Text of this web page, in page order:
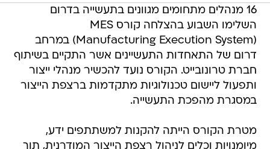
16 מנהלים מתחומים מגוונים בתעשייה בדרום
השלימו השבוע בהצלחה קורס MES
(Manufacturing Execution System) במרחב
דרום של התאחדות התעשיינים אשר התקיים בשיתוף
חברת טרונובייט. הקורס נועד להכשיר מנהלי ייצור
ותפעול ליישום טכנולוגיות מתקדמות ברצפת הייצור
במסגרת מהפכת התעשייה.
מטרת הקורס הייתה להקנות למשתתפים ידע,
מיומנויות וכלים לניהול רצפת הייצור המודרנית, תוך